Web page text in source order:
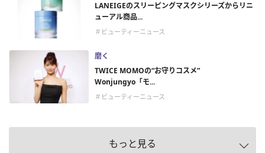
LANEIGEのスリーピングマスクシリーズからリニ
ューアル商品...
＃ビューティーニュース
磨く
TWICE MOMOの“お守りコスメ”
Wonjungyo「モ...
＃ビューティーニュース
もっと見る